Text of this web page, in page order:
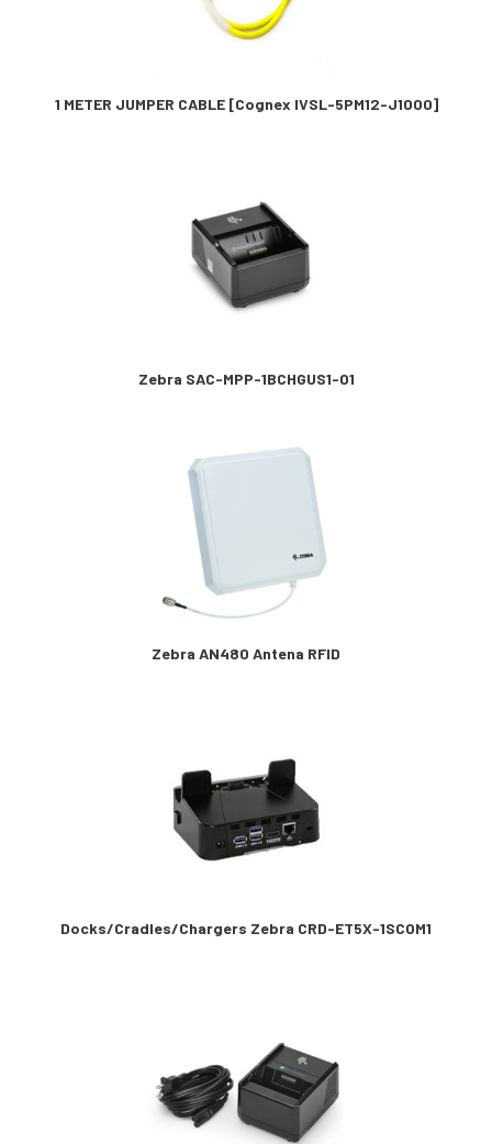
1 METER JUMPER CABLE [Cognex IVSL-5PM12-J1000]
Zebra SAC-MPP-1BCHGUS1-01
Zebra AN480 Antena RFID
Docks/Cradles/Chargers Zebra CRD-ET5X-1SCOM1